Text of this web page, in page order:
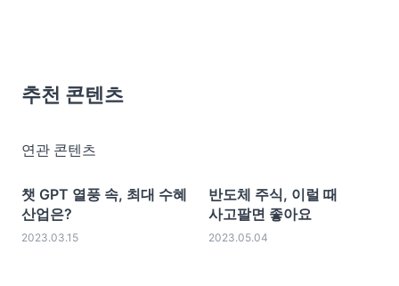
추천 콘텐츠
연관 콘텐츠
챗 GPT 열풍 속, 최대 수혜
산업은?
2023.03.15
반도체 주식, 이럴 때
사고팔면 좋아요
2023.05.04